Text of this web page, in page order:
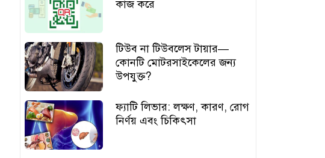
কাজ করে
টিউব না টিউবলেস টায়ার—
কোনটি মোটরসাইকেলের জন্য
উপযুক্ত?
ফ্যাটি লিভার: লক্ষণ, কারণ, রোগ
নির্ণয় এবং চিকিৎসা